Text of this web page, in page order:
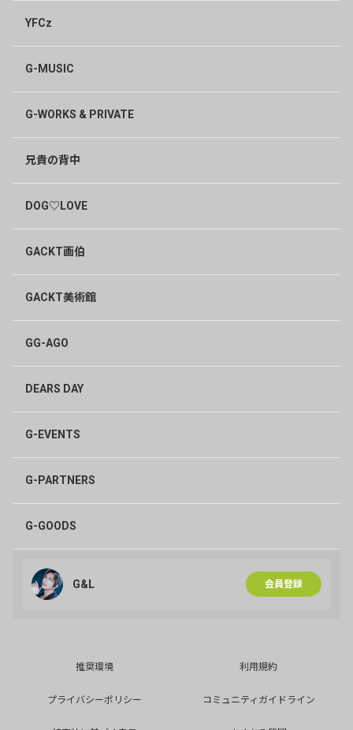
YFCz
G-MUSIC
G-WORKS & PRIVATE
兄貴の背中
DOG♡LOVE
GACKT画伯
GACKT美術館
GG-AGO
DEARS DAY
G-EVENTS
G-PARTNERS
G-GOODS
G&L 会員登録
推奨環境 利用規約
プライバシーポリシー コミュニティガイドライン